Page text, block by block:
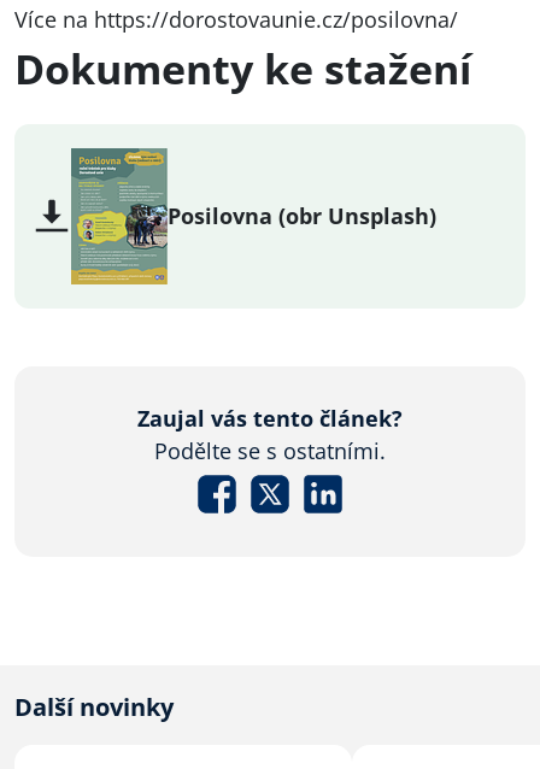
Více na https://dorostovaunie.cz/posilovna/
Dokumenty ke stažení
Posilovna (obr Unsplash)
Zaujal vás tento článek?
Podělte se s ostatními.
Další novinky